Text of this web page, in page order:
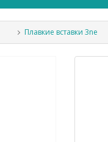
Плавкие вставки 3ne